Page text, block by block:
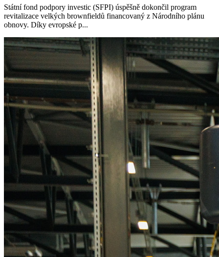
Státní fond podpory investic (SFPI) úspěšně dokončil program
revitalizace velkých brownfieldů financovaný z Národního plánu
obnovy. Díky evropské p...